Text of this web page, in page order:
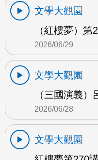
文學大觀園
（紅樓夢）第
2026/06/29
文學大觀園
（三國演義
2026/06/28
文學大觀園